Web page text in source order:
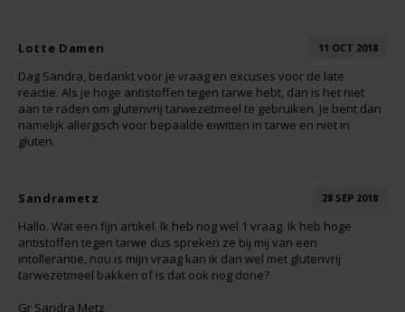
TerraSana
Turtle
VAT'M
Yakso
Lotte Damen 11 OCT 2018
Dag Sandra, bedankt voor je vraag en excuses voor de late
reactie. Als je hoge antistoffen tegen tarwe hebt, dan is het niet
aan te raden om glutenvrij tarwezetmeel te gebruiken. Je bent dan
namelijk allergisch voor bepaalde eiwitten in tarwe en niet in
gluten.
Sandrametz 28 SEP 2018
Hallo. Wat een fijn artikel. Ik heb nog wel 1 vraag. Ik heb hoge
antistoffen tegen tarwe dus spreken ze bij mij van een
intollerantie, nou is mijn vraag kan ik dan wel met glutenvrij
tarwezetmeel bakken of is dat ook nog done?
Gr Sandra Metz